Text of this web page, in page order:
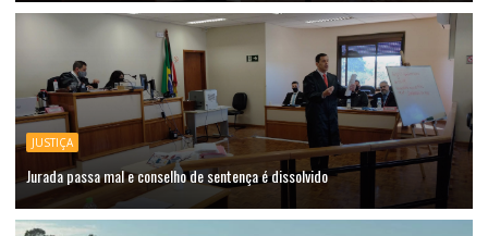
JUSTIÇA
Jurada passa mal e conselho de sentença é dissolvido